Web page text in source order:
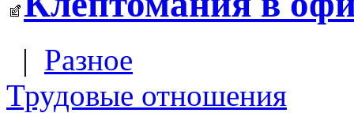
| Разное
Трудовые отношения